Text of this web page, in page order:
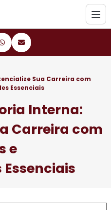
Sua Carreira com
Essenciais
Interna:
Carreira com
e